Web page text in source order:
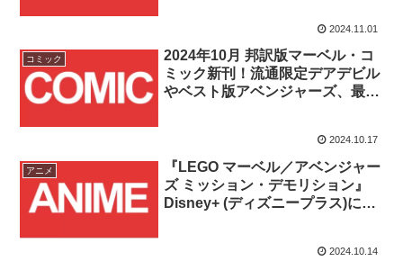
11/6(水)12時より発売！！2024.11.01
コミック
2024年10月 邦訳版マーベル・コ
ミック新刊！流通限定デアデビル
やベスト版アベンジャーズ、最新
2024.10.17
アニメ
『LEGO マーベル／アベンジャー
ズ ミッション・デモリション』
Disney+ (ディズニープラス)にて
2024.10.14